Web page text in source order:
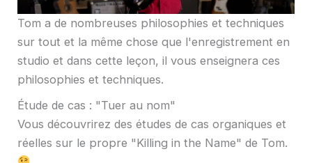
Tom a de nombreuses philosophies et techniques
sur tout et la même chose que l'enregistrement en
studio et dans cette leçon, il vous enseignera ces
philosophies et techniques.
Étude de cas : "Tuer au nom"
Vous découvrirez des études de cas organiques et
réelles sur le propre "Killing in the Name" de Tom.